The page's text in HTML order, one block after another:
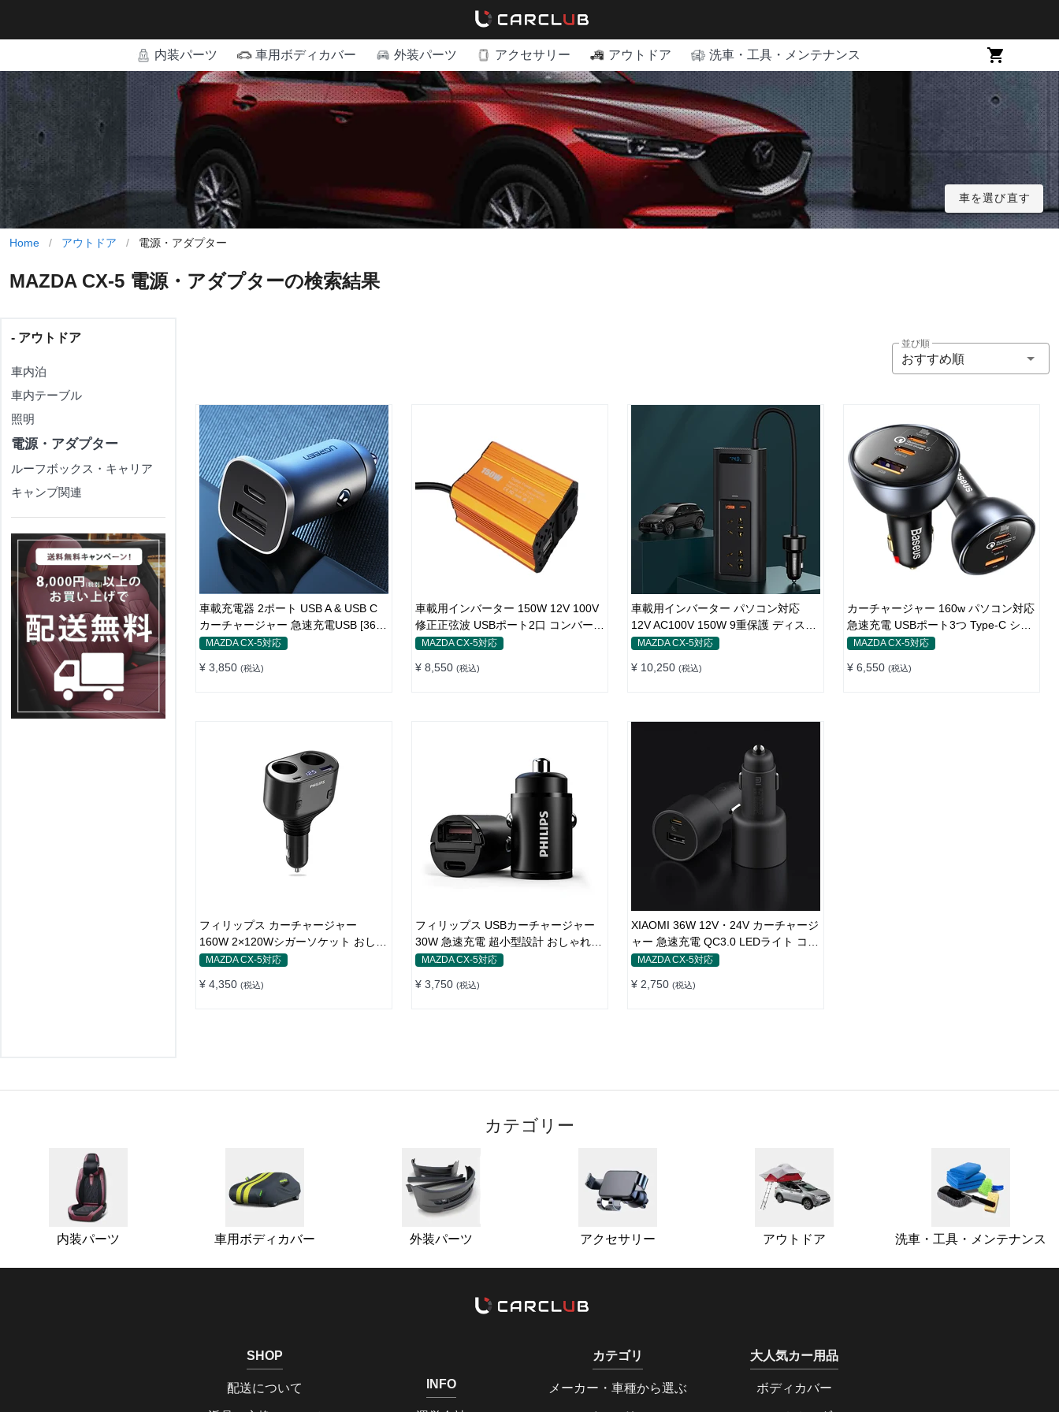
内装パーツ 車用ボディカバー 外装パーツ アクセサリー アウトドア 洗車・工具・メンテナンス
車を選び直す
Home / アウトドア / 電源・アダプター
MAZDA CX-5 電源・アダプターの検索結果
- アウトドア
車内泊
車内テーブル
照明
電源・アダプター
ルーフボックス・キャリア
キャンプ関連
並び順
おすすめ順
車載充電器 2ポート USB A & USB C
カーチャージャー 急速充電USB [36W
12V-24V ]
MAZDA CX-5対応
¥ 3,850 (税込)
車載用インバーター 150W 12V 100V
修正正弦波 USBポート2口 コンバータ
ー 防災用品 チャージャー
MAZDA CX-5対応
¥ 8,550 (税込)
車載用インバーター パソコン対応
12V AC100V 150W 9重保護 ディスプ
レイ付き 静音タイプ
MAZDA CX-5対応
¥ 10,250 (税込)
カーチャージャー 160w パソコン対応
急速充電 USBポート3つ Type-C シガ
ーソケット
MAZDA CX-5対応
¥ 6,550 (税込)
フィリップス カーチャージャー
160W 2×120Wシガーソケット おしゃ
れMAZDA CX-5対応
¥ 4,350 (税込)
フィリップス USBカーチャージャー
30W 急速充電 超小型設計 おしゃれ
シガーソケット
MAZDA CX-5対応
¥ 3,750 (税込)
XIAOMI 36W 12V・24V カーチャージ
ャー 急速充電 QC3.0 LEDライト コン
パクト 車載充電器
MAZDA CX-5対応
¥ 2,750 (税込)
カテゴリー
内装パーツ 車用ボディカバー 外装パーツ アクセサリー アウトドア 洗車・工具・メンテナンス
SHOP
配送について INFO
カテゴリ
メーカー・車種から選ぶ
大人気カー用品
ボディカバー